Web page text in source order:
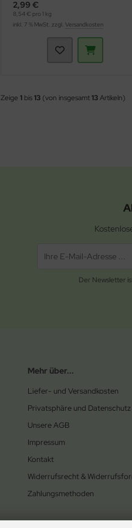
2,99 €
8,54 € pro 1 kg
inkl. 7 % MwSt. zzgl. Versandkosten
Zeige 1 bis13 (von insgesamt13Artikeln)
Der Newsletter
Mehr über...
Liefer- und Versandkosten
Privatsphäre und Datenschutz
Unsere AGB
Impressum
Kontakt
Widerrufsrecht &
Zahlungsmethoden